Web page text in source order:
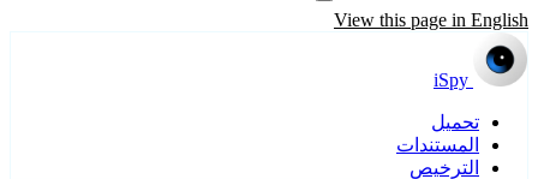
View this page in English
iSpy
تحميل
المستندات
الترخيص